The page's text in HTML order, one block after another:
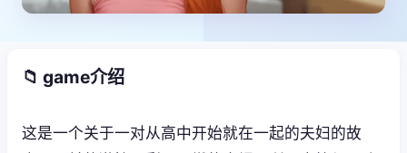
📁 game介绍
这是一个关于一对从高中开始就在一起的夫妇的故